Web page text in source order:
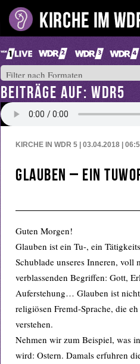
BEITRÄGE AUF: WDR5
KIRCHE IN WDR 5 | 03.04.2018 |
Glauben – ein
Guten Morgen!
Glauben ist ein Tu-, ein
Schublade unseres Inneren,
verblassenden Begriffen: Gott,
Auferstehung… Glauben ist
religiösen Fremd-Sprache, die
verstehen.
Nehmen wir zum Beispiel, was
wird: Ostern. Damals erfuhren